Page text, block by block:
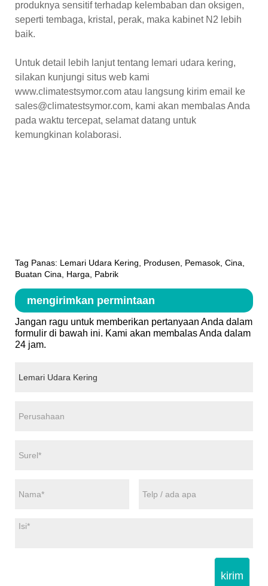
produknya sensitif terhadap kelembaban dan oksigen,
seperti tembaga, kristal, perak, maka kabinet N2 lebih
baik.
Untuk detail lebih lanjut tentang lemari udara kering,
silakan kunjungi situs web kami
www.climatestsymor.com atau langsung kirim email ke
sales@climatestsymor.com, kami akan membalas Anda
pada waktu tercepat, selamat datang untuk
kemungkinan kolaborasi.
Tag Panas: Lemari Udara Kering, Produsen, Pemasok, Cina,
Buatan Cina, Harga, Pabrik
mengirimkan permintaan
Jangan ragu untuk memberikan pertanyaan Anda dalam
formulir di bawah ini. Kami akan membalas Anda dalam
24 jam.
kirim